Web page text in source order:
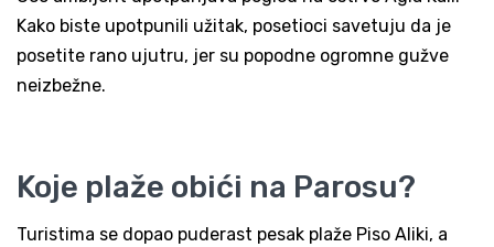
Kako biste upotpunili užitak, posetioci savetuju da je
posetite rano ujutru, jer su popodne ogromne gužve
neizbežne.
Koje plaže obići na Parosu?
Turistima se dopao puderast pesak plaže Piso Aliki, a